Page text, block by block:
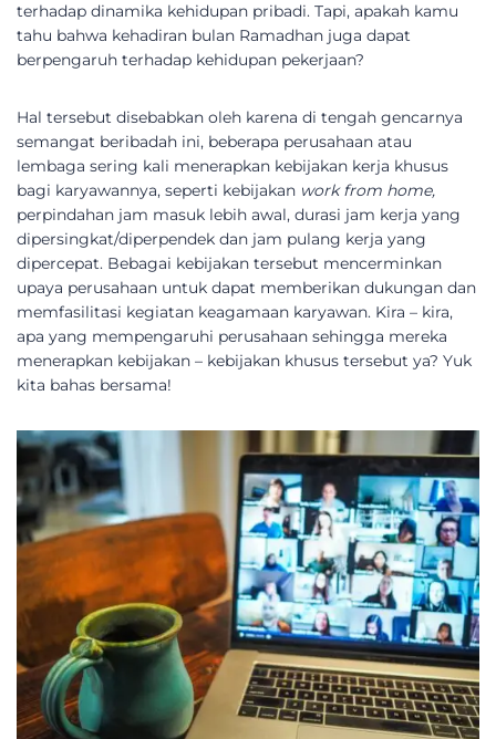
terhadap dinamika kehidupan pribadi. Tapi, apakah kamu
tahu bahwa kehadiran bulan Ramadhan juga dapat
berpengaruh terhadap kehidupan pekerjaan?
Hal tersebut disebabkan oleh karena di tengah gencarnya
semangat beribadah ini, beberapa perusahaan atau
lembaga sering kali menerapkan kebijakan kerja khusus
bagi karyawannya, seperti kebijakan work from home,
perpindahan jam masuk lebih awal, durasi jam kerja yang
dipersingkat/diperpendek dan jam pulang kerja yang
dipercepat. Bebagai kebijakan tersebut mencerminkan
upaya perusahaan untuk dapat memberikan dukungan dan
memfasilitasi kegiatan keagamaan karyawan. Kira – kira,
apa yang mempengaruhi perusahaan sehingga mereka
menerapkan kebijakan – kebijakan khusus tersebut ya? Yuk
kita bahas bersama!